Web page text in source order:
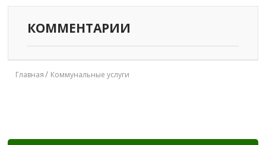
КОММЕНТАРИИ
Главная Коммунальные услуги